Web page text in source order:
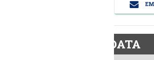
BiodieselDATA